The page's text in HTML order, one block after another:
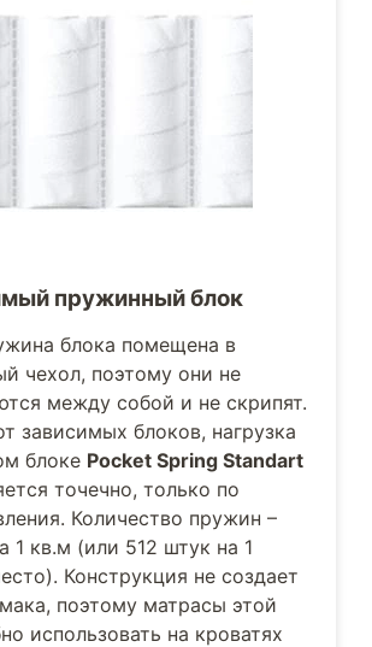
пружинный блок
блока помещена в
чехол, поэтому они не
между собой и не скрипят.
зависимых блоков, нагрузка
блоке Pocket Spring Standart
точечно, только по
Количество пружин –
1 кв.м (или 512 штук на 1
Конструкция не создает
поэтому матрасы этой
использовать на кроватях